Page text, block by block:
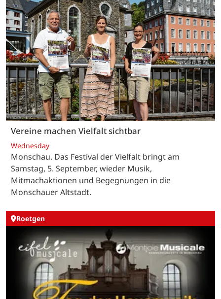
Vereine machen Vielfalt sichtbar
Wednesday
Monschau. Das Festival der Vielfalt bringt am
Samstag, 5. September, wieder Musik,
Mitmachaktionen und Begegnungen in die
Monschauer Altstadt.
Roetgen